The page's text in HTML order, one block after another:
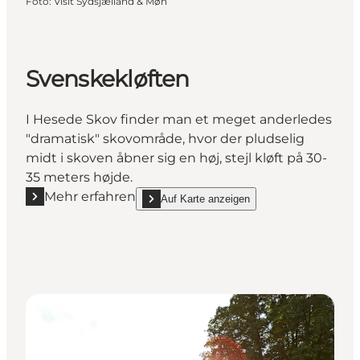
Svenskekløften
I Hesede Skov finder man et meget anderledes
"dramatisk" skovområde, hvor der pludselig
midt i skoven åbner sig en høj, stejl kløft på 30-
35 meters højde.
Mehr erfahren
Mehr erfahren "Svenskekløften"
Auf Karte anzeigen
show Svenskekløften on_map